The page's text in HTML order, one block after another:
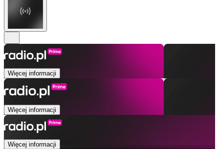
Więcej informacji
Więcej informacji
Więcej informacji